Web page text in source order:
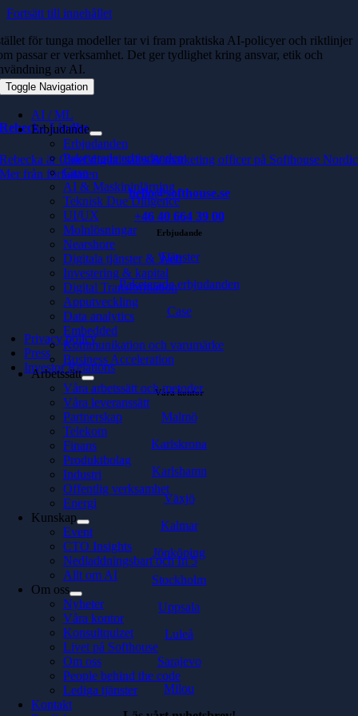
Fortsätt till innehållet
Toggle Navigation
AI / ML
Erbjudande
Erbjudanden
Paketerade erbjudanden
Case
AI & Maskininlärning
Teknisk Due Diligence
UI/UX
Molnlösningar
Nearshore
Digitala tjänster & Web
Investering & kapital
Digital Transformation
Apputveckling
Data analytics
Embedded
Kommunikation och varumärke
Business Acceleration
Arbetssätt
Våra arbetssätt och metoder
Våra leveranssätt
Partnerskap
Telekom
Finans
Produktbolag
Industri
Offentlig verksamhet
Energi
Kunskap
Event
CTO Insights
Nedladdningsbart och In 5
Allt om AI
Om oss
Nyheter
Våra kontor
Konsultquizet
Livet på Softhouse
Om oss
People behind the code
Lediga tjänster
Kontakt
för tunga modeller tar vi fram praktiska AI-policyer och riktlinjer
passar er verksamhet. Det ger tydlighet kring ansvar, etik och
av AI.
Rebecka Lindhe
Rebecka är Chief digital sales & marketing officer på Softhouse Nordic
Mer från författaren
hello@softhouse.se
+46 40 664 39 00
Erbjudande
Tjänster
Paketerade erbjudanden
Case
Privacy policy
Press
Investor Relations
Våra kontor
Malmö
Karlskrona
Karlshamn
Växjö
Kalmar
Jönköping
Stockholm
Uppsala
Luleå
Sarajevo
Milou